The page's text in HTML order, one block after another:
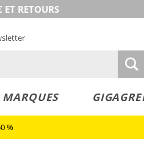
RETOURS
MARQUES
%